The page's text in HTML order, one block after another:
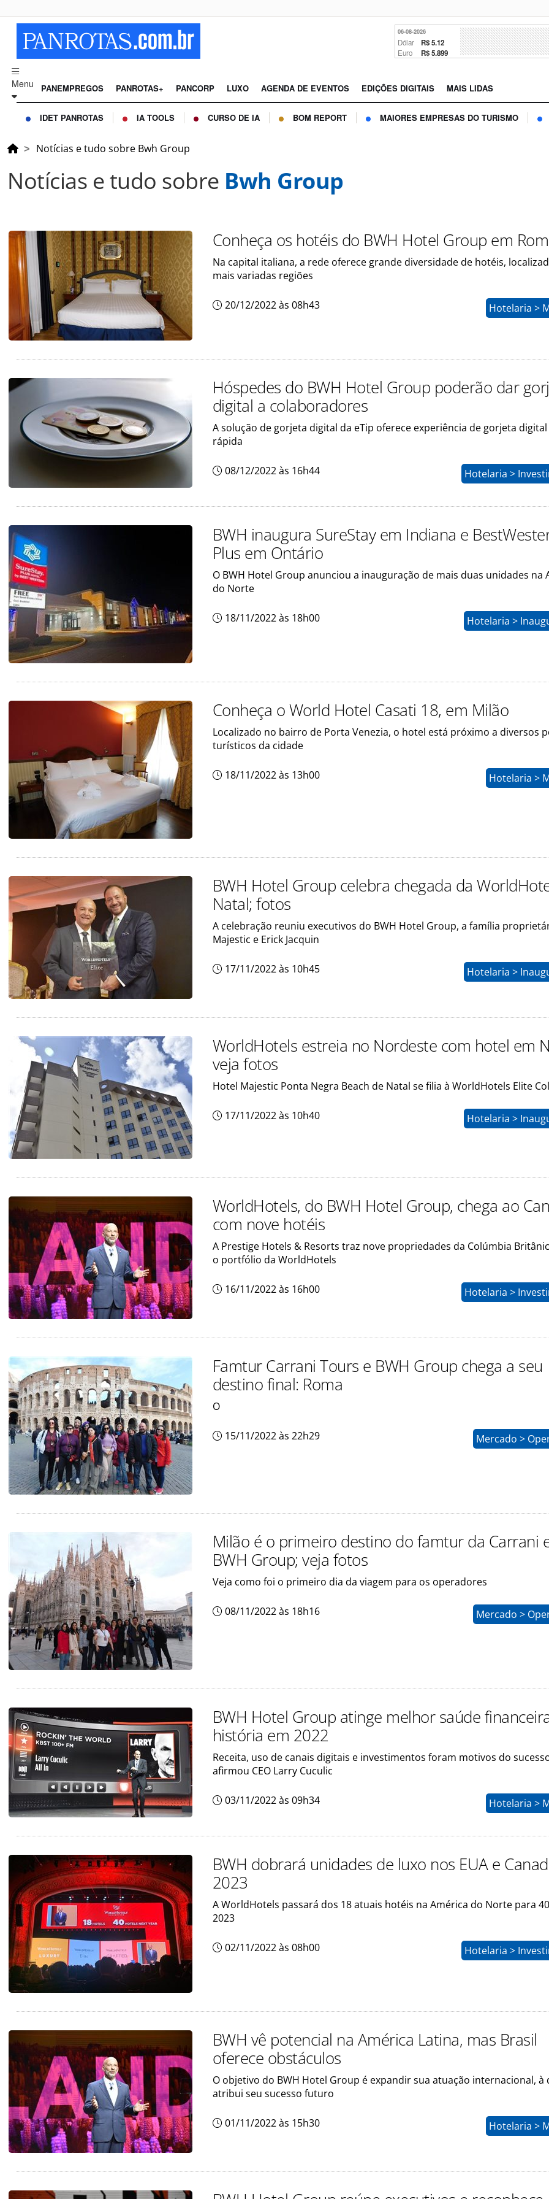
06-08-2026
Dólar R$ 5.12
Euro R$ 5.899
Menu PANEMPREGOS PANROTAS+ PANCORP LUXO AGENDA DE EVENTOS EDIÇÕES DIGITAIS MAIS LIDAS
IDET PANROTAS IA TOOLS CURSO DE IA BOM REPORT MAIORES EMPRESAS DO TURISMO
Notícias e tudo sobre Bwh Group
Notícias e tudo sobre Bwh Group
Conheça os hotéis do BWH Hotel Group em
Na capital italiana, a rede oferece grande diversidade de hotéis,
mais variadas regiões
20/12/2022 às 08h43 Hotelaria >
Hóspedes do BWH Hotel Group poderão dar
digital a colaboradores
A solução de gorjeta digital da eTip oferece experiência de gorjeta digital
rápida
08/12/2022 às 16h44 Hotelaria >
BWH inaugura SureStay em Indiana e
Plus em Ontário
O BWH Hotel Group anunciou a inauguração de mais duas unidades na
do Norte
18/11/2022 às 18h00 Hotelaria >
Conheça o World Hotel Casati 18, em Milão
Localizado no bairro de Porta Venezia, o hotel está próximo a diversos
turísticos da cidade
18/11/2022 às 13h00 Hotelaria >
BWH Hotel Group celebra chegada da
Natal; fotos
A celebração reuniu executivos do BWH Hotel Group, a família
Majestic e Erick Jacquin
17/11/2022 às 10h45 Hotelaria >
WorldHotels estreia no Nordeste com hotel em
veja fotos
Hotel Majestic Ponta Negra Beach de Natal se filia à WorldHotels Elite
17/11/2022 às 10h40 Hotelaria >
WorldHotels, do BWH Hotel Group, chega ao
com nove hotéis
A Prestige Hotels & Resorts traz nove propriedades da Colúmbia
o portfólio da WorldHotels
16/11/2022 às 16h00 Hotelaria >
Famtur Carrani Tours e BWH Group chega a seu
destino final: Roma
O
15/11/2022 às 22h29 Mercado >
Milão é o primeiro destino do famtur da Carrani
BWH Group; veja fotos
Veja como foi o primeiro dia da viagem para os operadores
08/11/2022 às 18h16 Mercado >
BWH Hotel Group atinge melhor saúde
história em 2022
Receita, uso de canais digitais e investimentos foram motivos do
afirmou CEO Larry Cuculic
03/11/2022 às 09h34 Hotelaria >
BWH dobrará unidades de luxo nos EUA e
2023
A WorldHotels passará dos 18 atuais hotéis na América do Norte para
2023
02/11/2022 às 08h00 Hotelaria >
BWH vê potencial na América Latina, mas Brasil
oferece obstáculos
O objetivo do BWH Hotel Group é expandir sua atuação internacional, à
atribui seu sucesso futuro
01/11/2022 às 15h30 Hotelaria >